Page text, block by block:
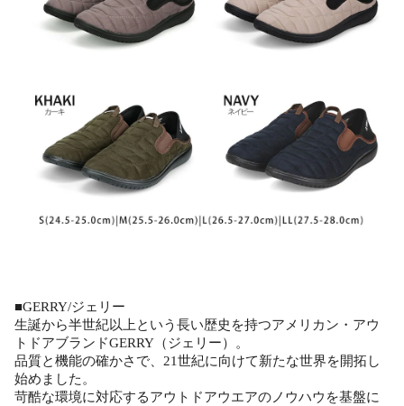
■GERRY/ジェリー
生誕から半世紀以上という長い歴史を持つアメリカン・アウ
トドアブランドGERRY（ジェリー）。
品質と機能の確かさで、21世紀に向けて新たな世界を開拓し
始めました。
苛酷な環境に対応するアウトドアウエアのノウハウを基盤に